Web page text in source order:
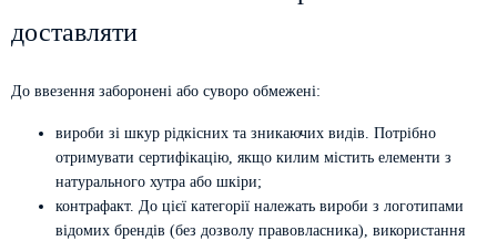
доставляти
До ввезення заборонені або суворо обмежені:
вироби зі шкур рідкісних та зникаючих видів. Потрібно
отримувати сертифікацію, якщо килим містить елементи з
натурального хутра або шкіри;
контрафакт. До цієї категорії належать вироби з логотипами
відомих брендів (без дозволу правовласника), використання